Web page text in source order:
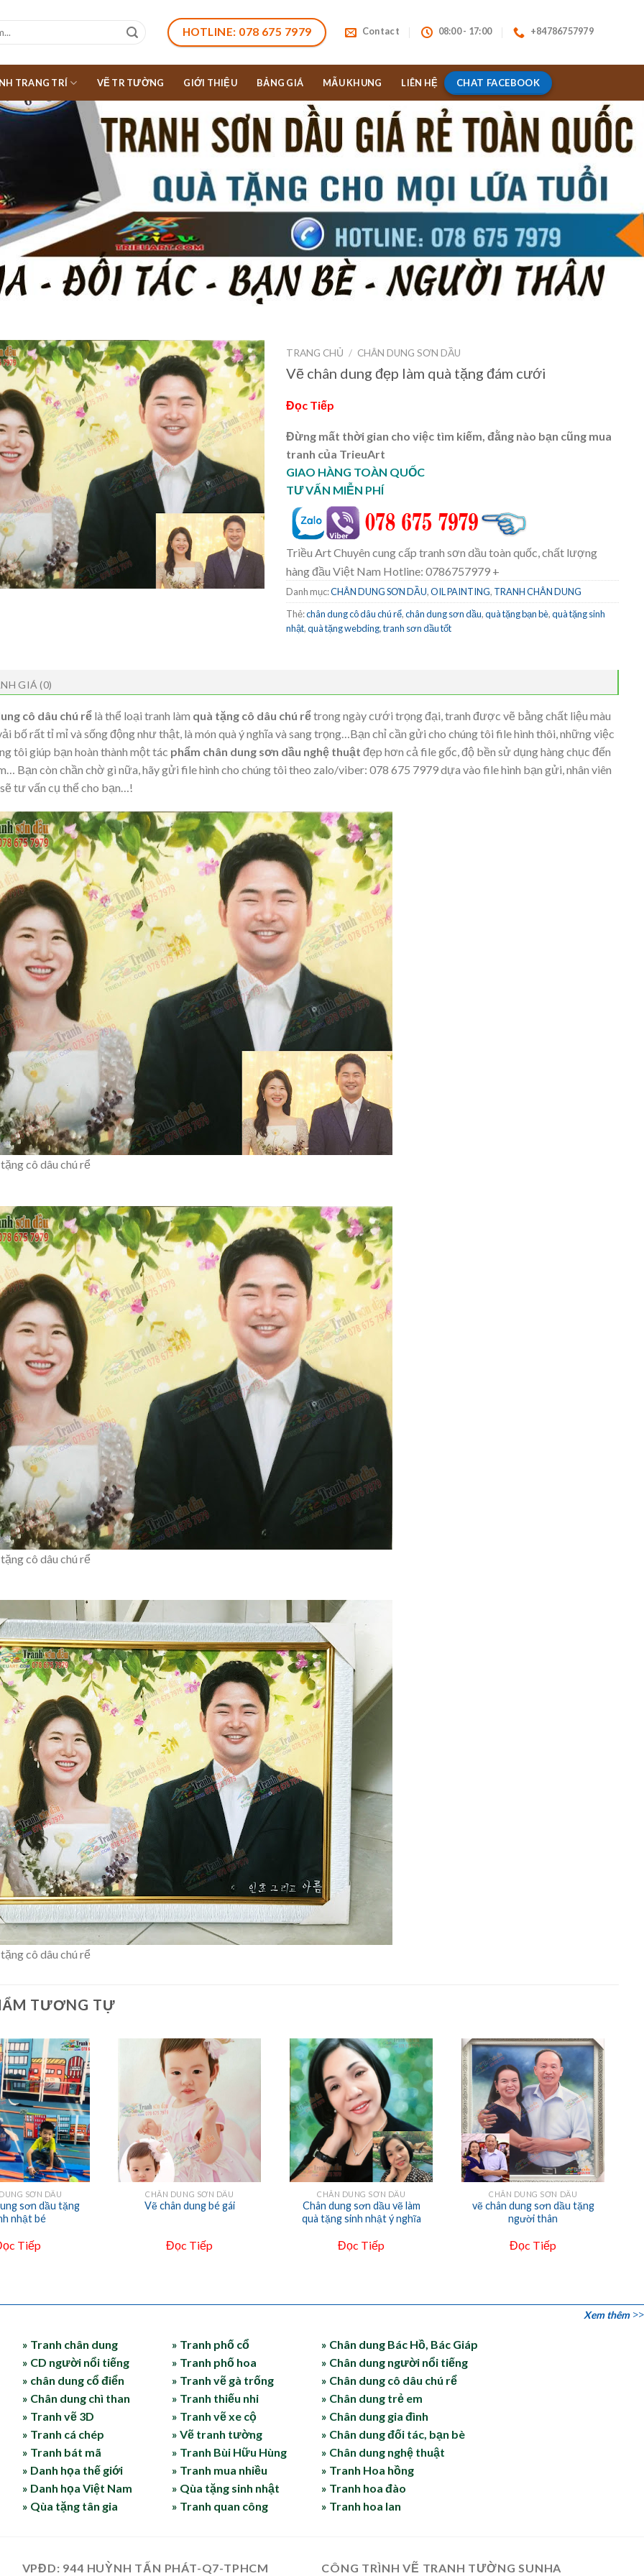
HOTLINE: 078 675 7979 Contact 08:00 - 17:00 +84786757979
TRANG TRÍ VẼ TR TƯỜNG GIỚI THIỆU BẢNG GIÁ MẪU KHUNG LIÊN HỆ CHAT FACEBOOK
TRANG CHỦ / CHÂN DUNG SƠN DẦU
Vẽ chân dung đẹp làm quà tặng đám cưới
Đọc Tiếp
Đừng mất thời gian cho việc tìm kiếm, đằng nào bạn cũng mua
tranh của TrieuArt
GIAO HÀNG TOÀN QUỐC
TƯ VẤN MIỄN PHÍ
Triều Art Chuyên cung cấp tranh sơn dầu toàn quốc, chất lượng
hàng đầu Việt Nam Hotline: 0786757979 +
Danh mục:CHÂN DUNG SƠN DẦU,OIL PAINTING, TRANH CHÂN DUNG
Thẻ:chân dung cô dâu chú rể,chân dung sơn dầu,quà tặng bạn bè,quà tặng sinh
nhật,quà tặng webding,tranh sơn dầu tốt
GIÁ (0)
cô dâu chú rểlà thể loại tranh làm quà tặng cô dâu chú rểtrong ngày cưới trọng đại, tranh được vẽ bằng chất liệu màu
bố rất tỉ mỉ và sống động như thật, là món quà ý nghĩa và sang trọng…Bạn chỉ cần gửi cho chúng tôi file hình thôi, những việc
tôi giúp bạn hoàn thành một tác phẩm chân dung sơn dầu nghệ thuật đẹp hơn cả file gốc, độ bền sử dụng hàng chục đến
Bạn còn chần chờ gì nữa, hãy gửi file hình cho chúng tôi theo zalo/viber: 078 675 7979 dựa vào file hình bạn gửi, nhân viên
tư vấn cụ thể cho bạn…!
cô dâu chú rể
cô dâu chú rể
cô dâu chú rể
TƯƠNG TỰ
SƠN DẦU
sơn dầu tặng
nhật bé
Tiếp
+
CHÂN DUNG SƠN DẦU
Vẽ chân dung bé gái
Đọc Tiếp
+
CHÂN DUNG SƠN DẦU
Chân dung sơn dầu vẽ làm
quà tặng sinh nhật ý nghĩa
Đọc Tiếp
+
CHÂN DUNG SƠN DẦU
vẽ chân dung sơn dầu tặng
người thân
Đọc Tiếp
Xem thêm
» Tranh chân dung
» CD người nổi tiếng
» chân dung cổ điển
» Chân dung chì than
» Tranh vẽ 3D
» Tranh cá chép
» Tranh bát mã
» Danh họa thế giới
» Danh họa Việt Nam
» Qùa tặng tân gia
» Tranh phố cổ
» Tranh phố hoa
» Tranh vẽ gà trống
» Tranh thiếu nhi
» Tranh vẽ xe cộ
» Vẽ tranh tường
» Tranh Bùi Hữu Hùng
» Tranh mua nhiều
» Qùa tặng sinh nhật
» Tranh quan công
» Chân dung Bác Hồ, Bác Giáp
» Chân dung người nổi tiếng
» Chân dung cô dâu chú rể
» Chân dung trẻ em
» Chân dung gia đình
» Chân dung đối tác, bạn bè
» Chân dung nghệ thuật
» Tranh Hoa hồng
» Tranh hoa đào
» Tranh hoa lan
VPĐD: 944 HUỲNH TẤN PHÁT-Q7-TPHCM CÔNG TRÌNH VẼ TRANH TƯỜNG SUNHA